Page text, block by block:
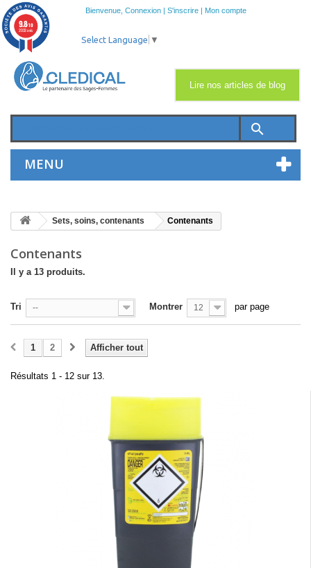
Bienvenue, Connexion | S'inscrire | Mon compte
search
MENU
Lire nos articles de blog
Select Language ▼
Sets, soins, contenants Contenants
Contenants
Il y a 13 produits.
Tri -- Montrer 12 par page
Afficher tout
1 2
Résultats 1 - 12 sur 13.
9.8/10
2033 avis